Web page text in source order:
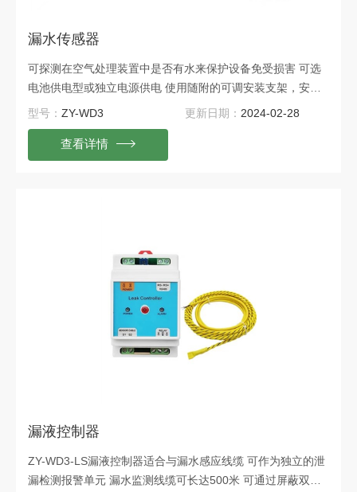
漏水传感器
可探测在空气处理装置中是否有水来保护设备免受损害 可选
电池供电型或独立电源供电 使用随附的可调安装支架，安装
支架可以通过使用附带的粘合带或安装螺钉安装到任何平面
型号： ZY-WD3 更新日期： 2024-02-28
查看详情
漏液控制器
ZY-WD3-LS漏液控制器适合与漏水感应线缆 可作为独立的泄
漏检测报警单元 漏水监测线缆可长达500米 可通过屏蔽双绞